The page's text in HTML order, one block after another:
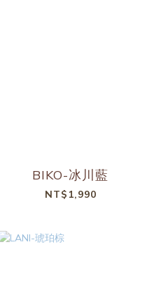
BIKO-冰川藍
NT$1,990